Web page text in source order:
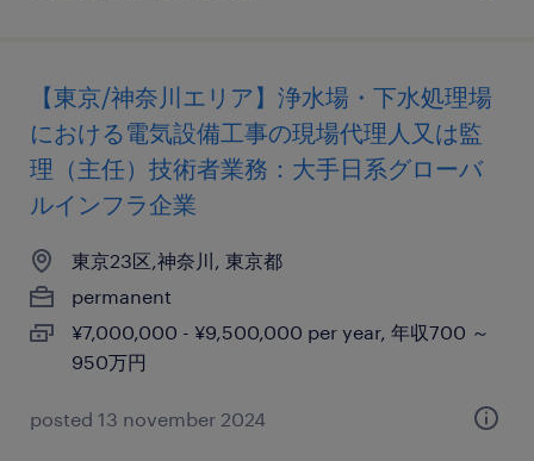
【東京/神奈川エリア】浄水場・下水処理場
における電気設備工事の現場代理人又は監
理（主任）技術者業務：大手日系グローバ
ルインフラ企業
東京23区,神奈川, 東京都
permanent
¥7,000,000 - ¥9,500,000 per year, 年収700 ～
950万円
posted 13 november 2024